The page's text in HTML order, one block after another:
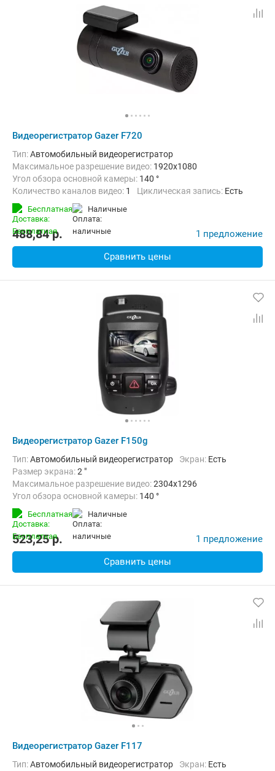
Видеорегистратор Gazer F720
Тип:Автомобильный видеорегистратор
Максимальное разрешение видео: 1920x1080
Угол обзора основной камеры: 140 °
Количество каналов видео: 1 Циклическая запись: Есть
Дополнительно:G-сенсор, Автоматическое включение, Запись
Бесплатная наличные
488,84p. 1 предложение
Сравнить цены
Видеорегистратор Gazer F150g
Тип:Автомобильный видеорегистратор Экран: Есть
Размер экрана:2 "
Максимальное разрешение видео:2304x1296
Угол обзора основной камеры: 140 °
Количество каналов видео:
Дополнительно:G-сенсор, GPS-приемник, Автоматическое
Бесплатная наличные
523,25p. 1 предложение
Сравнить цены
Видеорегистратор Gazer F117
Тип:Автомобильный видеорегистратор Экран: Есть